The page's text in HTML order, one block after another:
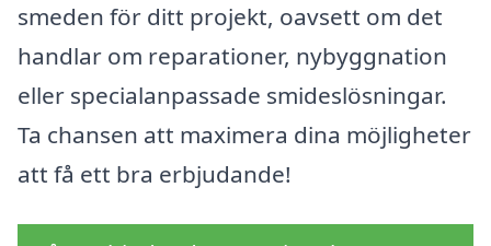
smeden för ditt projekt, oavsett om det
handlar om reparationer, nybyggnation
eller specialanpassade smideslösningar.
Ta chansen att maximera dina möjligheter
att få ett bra erbjudande!